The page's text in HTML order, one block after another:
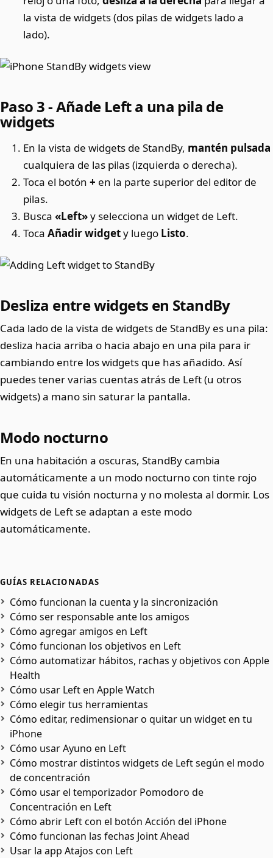
la vista de widgets (dos pilas de widgets lado a
lado).
Paso 3 - Añade Left a una pila de
widgets
En la vista de widgets de StandBy, mantén pulsada
cualquiera de las pilas (izquierda o derecha).
Toca el botón+ en la parte superior del editor de
pilas.
Busca«Left»y selecciona un widget de Left.
TocaAñadir widgety luego Listo.
Desliza entre widgets en StandBy
Cada lado de la vista de widgets de StandBy es una pila:
desliza hacia arriba o hacia abajo en una pila para ir
cambiando entre los widgets que has añadido. Así
puedes tener varias cuentas atrás de Left (u otros
widgets) a mano sin saturar la pantalla.
Modo nocturno
En una habitación a oscuras, StandBy cambia
automáticamente a un modo nocturno con tinte rojo
que cuida tu visión nocturna y no molesta al dormir. Los
widgets de Left se adaptan a este modo
automáticamente.
GUÍAS RELACIONADAS
Cómo funcionan la cuenta y la sincronización
Cómo ser responsable ante los amigos
Cómo agregar amigos en Left
Cómo funcionan los objetivos en Left
Cómo automatizar hábitos, rachas y objetivos con Apple
Health
Cómo usar Left en Apple Watch
Cómo elegir tus herramientas
Cómo editar, redimensionar o quitar un widget en tu
iPhone
Cómo usar Ayuno en Left
Cómo mostrar distintos widgets de Left según el modo
de concentración
Cómo usar el temporizador Pomodoro de
Concentración en Left
Cómo abrir Left con el botón Acción del iPhone
Cómo funcionan las fechas Joint Ahead
Usar la app Atajos con Left